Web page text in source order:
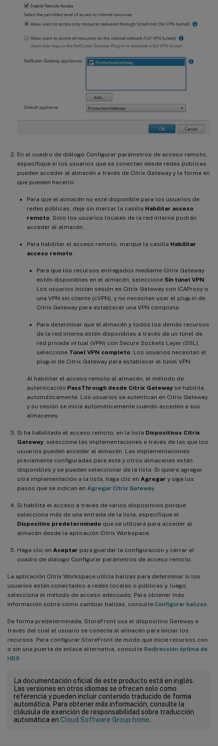
En el cuadro de diálogo Configurar parámetros de acceso remoto,
especifique si los usuarios que se conectan desde redes públicas
pueden acceder al almacén a través de Citrix Gateway y la forma en
que pueden hacerlo.
Para que el almacén no esté disponible para los usuarios de
redes públicas, deje sin marcar la casilla Habilitar acceso
remoto. Solo los usuarios locales de la red interna podrán
acceder al almacén.
Para habilitar el acceso remoto, marque la casilla Habilitar
acceso remoto.
Para que los recursos entregados mediante Citrix Gateway
estén disponibles en el almacén, seleccione Sin túnel VPN.
Los usuarios inician sesión en Citrix Gateway con ICAProxy o
una VPN sin cliente (cVPN), y no necesitan usar el plug-in de
Citrix Gateway para establecer una VPN completa.
Para determinar que el almacén y todos los demás recursos
de la red interna estén disponibles a través de un túnel de
red privada virtual (VPN) con Secure Sockets Layer (SSL),
seleccione Túnel VPN completo. Los usuarios necesitan el
plug-in de Citrix Gateway para establecer el túnel VPN.
Al habilitar el acceso remoto al almacén, el método de
autenticación PassThrough desde Citrix Gateway se habilita
automáticamente. Los usuarios se autentican en Citrix Gateway
y su sesión se inicia automáticamente cuando acceden a sus
almacenes.
Si ha habilitado el acceso remoto, en la lista Dispositivos Citrix
Gateway, seleccione las implementaciones a través de las que los
usuarios pueden acceder al almacén. Las implementaciones
previamente configuradas para este y otros almacenes están
disponibles y se pueden seleccionar de la lista. Si quiere agregar
otra implementación a la lista, haga clic en Agregar y siga los
pasos que se indican en Agregar Citrix Gateway.
Si habilita el acceso a través de varios dispositivos porque
selecciona más de una entrada de la lista, especifique el
Dispositivo predeterminado que se utilizará para acceder al
almacén desde la aplicación Citrix Workspace.
Haga clic en Aceptar para guardar la configuración y cerrar el
cuadro de diálogo Configurar parámetros de acceso remoto.
La aplicación Citrix Workspace utiliza balizas para determinar si los
usuarios están conectados a redes locales o públicas y, luego,
selecciona el método de acceso adecuado. Para obtener más
información sobre cómo cambiar balizas, consulte Configurar balizas.
De forma predeterminada, StoreFront usa el dispositivo Gateway a
través del cual el usuario se conecta al almacén para iniciar los
recursos. Para configurar StoreFront de modo que inicie recursos con
o sin una puerta de enlace alternativa, consulte Redirección óptima de
HDX.
La documentación oficial de este producto está en inglés.
Las versiones en otros idiomas se ofrecen solo como
referencia y pueden incluir contenido traducido de forma
automática. Para obtener más información, consulte la
cláusula de exención de responsabilidad sobre traducción
automática en Cloud Software Group home.